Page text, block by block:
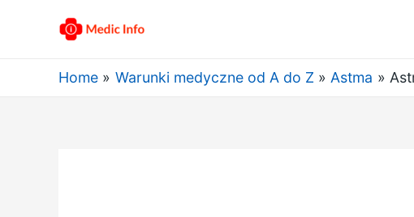
Home Warunki medyczne od A do Z Astma